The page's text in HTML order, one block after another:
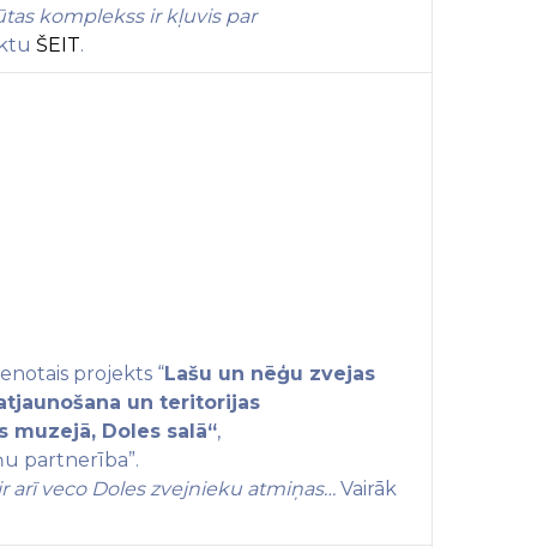
komplekss ir kļuvis par
ŠEIT.
projekts “Lašu un nēģu zvejas
un teritorijas
muzejā, Doles salā“,
partnerība”.
arī veco Doles zvejnieku atmiņas… Vairāk